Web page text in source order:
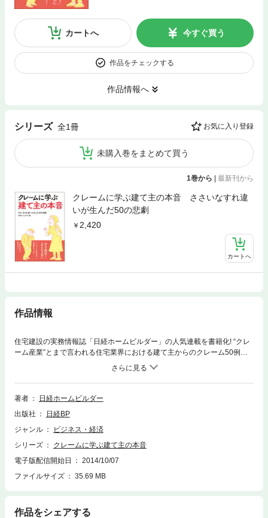
カートへ 今すぐ買う
作品をチェックする
作品情報へ
シリーズ 全1冊 お気に入り登録
未購入巻をまとめて買う
1巻から | 最新刊から
クレームに学ぶ建て主の本音 ささいなすれ違
いが生んだ50の悲劇
2,420
カートへ
作品情報
住宅建設の実務情報誌「日経ホームビルダー」の人気連載を書籍化! “クレ
ーム産業”とまで言われる住宅業界における建て主からのクレーム50例を
紹介、原因と対策を解説します。こんな手すりは頼んでない!住宅設計のミ
スだ! レンジフードの色が違う!...残念なことに、工務店と建て主の間の些
細な行き違いが大きなクレームに発展してしまう悲劇は後を絶ちません。
が、実は、そうしたクレームのほとんどは、建て主側と住宅を建築・建設
工はどのように進めておけば良かったのか、最初のクレームにどのように
対処しておけば良かったのか―――。本書は、残念ながらトラブルに発展
のか、いつ、どのように対処しておけば良かったのか、など、建て主の態
度や言葉の裏に隠された“ホンネ”がわかる本です。本書で紹介する50のク
建て主から「やり直せ!」の致命的なひと言を告げられる前に、住宅建築の
著者
日経ホームビルダー
出版社
日経BP
ジャンル
ビジネス・経済
シリーズ
クレームに学ぶ建て主の本音
電子版配信開始日
2014/10/07
ファイルサイズ
35.69 MB
作品をシェアする